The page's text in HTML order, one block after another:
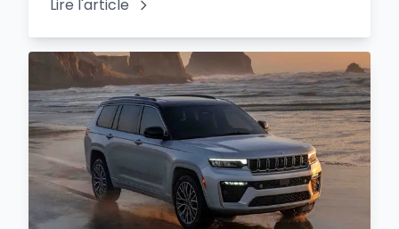
Lire l'article